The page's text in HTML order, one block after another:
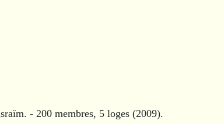
- 200 membres, 5 loges (2009).